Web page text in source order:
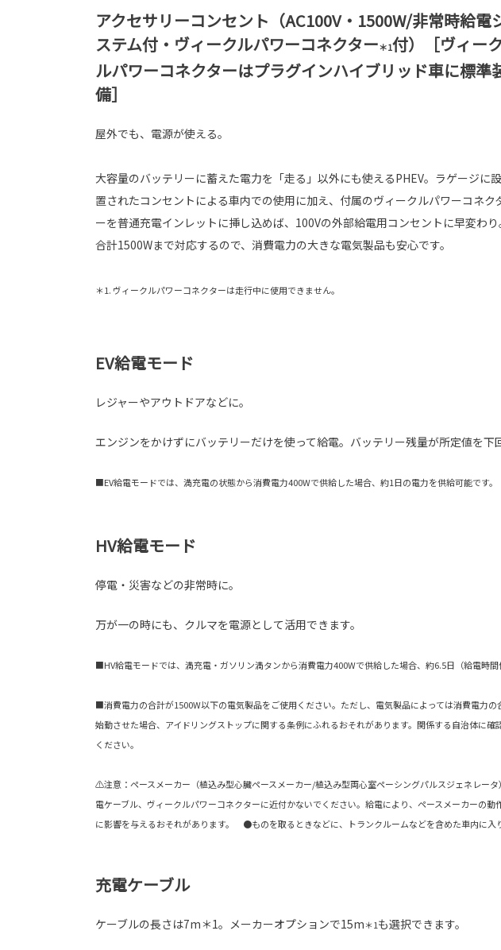
アクセサリーコンセント（AC100V・1500W/非常時給電
ステム付・ヴィークルパワーコネクター＊1付）［ヴィー
ルパワーコネクターはプラグインハイブリッド車に標準
備］
屋外でも、電源が使える。
大容量のバッテリーに蓄えた電力を「走る」以外にも使えるPHEV。ラゲージに設
置されたコンセントによる車内での使用に加え、付属のヴィークルパワーコネク
ーを普通充電インレットに挿し込めば、100Vの外部給電用コンセントに早変わり
合計1500Wまで対応するので、消費電力の大きな電気製品も安心です。
＊1. ヴィークルパワーコネクターは走行中に使用できません。
EV給電モード
レジャーやアウトドアなどに。
エンジンをかけずにバッテリーだけを使って給電。バッテリー残量が所定値を下
■EV給電モードでは、満充電の状態から消費電力400Wで供給した場合、約1日の電力を供給可能です。
HV給電モード
停電・災害などの非常時に。
万が一の時にも、クルマを電源として活用できます。
■HV給電モードでは、満充電・ガソリン満タンから消費電力400Wで供給した場合、約6.5日（給電時
■消費電力の合計が1500W以下の電気製品をご使用ください。ただし、電気製品によっては消費電
始動させた場合、アイドリングストップに関する条例にふれるおそれがあります。関係する自治体
ください。
⚠注意：ペースメーカー（植込み型心臓ペースメーカー/植込み型両心室ペーシングパルスジェネレ
電ケーブル、ヴィークルパワーコネクターに近付かないでください。給電により、ペースメーカー
に影響を与えるおそれがあります。 ●ものを取るときなどに、トランクルームなどを含めた車内に入
充電ケーブル
ケーブルの長さは7m＊1。メーカーオプションで15m＊1も選択できます。